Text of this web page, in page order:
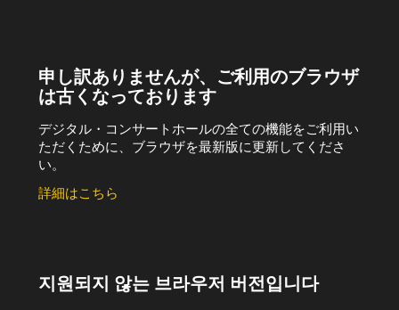
申し訳ありませんが、ご利用のブラウザ
は古くなっております
デジタル・コンサートホールの全ての機能をご利用い
ただくために、ブラウザを最新版に更新してくださ
い。
詳細はこちら
지원되지 않는 브라우저 버전입니다